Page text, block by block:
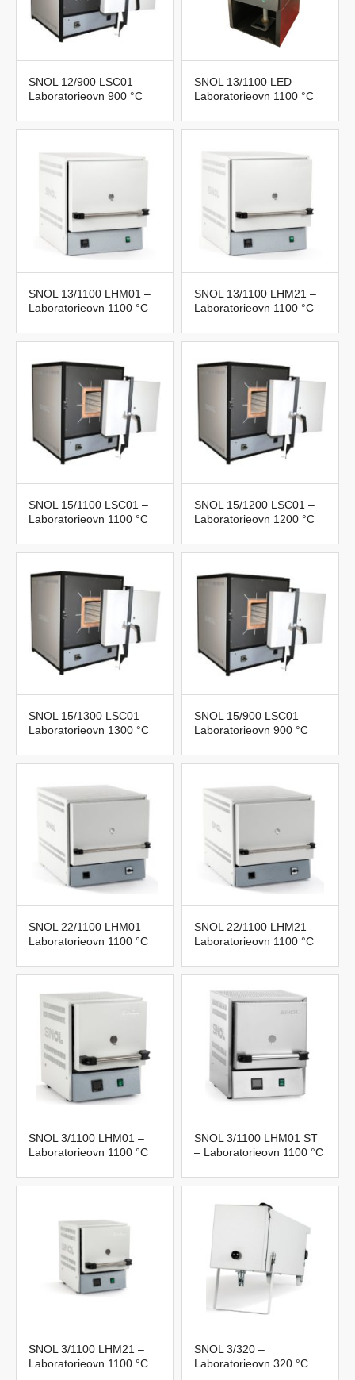
SNOL 12/900 LSC01 –
Laboratorieovn 900 °C
SNOL 13/1100 LED –
Laboratorieovn 1100 °C
SNOL 13/1100 LHM01 –
Laboratorieovn 1100 °C
SNOL 13/1100 LHM21 –
Laboratorieovn 1100 °C
SNOL 15/1100 LSC01 –
Laboratorieovn 1100 °C
SNOL 15/1200 LSC01 –
Laboratorieovn 1200 °C
SNOL 15/1300 LSC01 –
Laboratorieovn 1300 °C
SNOL 15/900 LSC01 –
Laboratorieovn 900 °C
SNOL 22/1100 LHM01 –
Laboratorieovn 1100 °C
SNOL 22/1100 LHM21 –
Laboratorieovn 1100 °C
SNOL 3/1100 LHM01 –
Laboratorieovn 1100 °C
SNOL 3/1100 LHM01 ST
– Laboratorieovn 1100 °C
SNOL 3/1100 LHM21 –
Laboratorieovn 1100 °C
SNOL 3/320 –
Laboratorieovn 320 °C